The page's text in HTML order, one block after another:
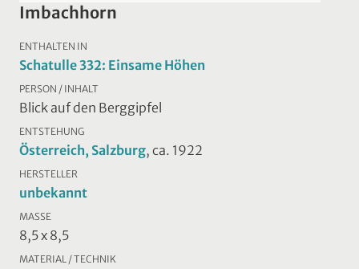
Imbachhorn
ENTHALTEN IN
Schatulle 332: Einsame Höhen
PERSON / INHALT
Blick auf den Berggipfel
ENTSTEHUNG
Österreich, Salzburg, ca. 1922
HERSTELLER
unbekannt
MASSE
8,5 x 8,5
MATERIAL / TECHNIK